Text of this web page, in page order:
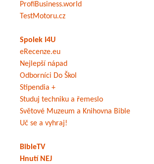
ProfiBusiness.world
TestMotoru.cz
Spolek I4U
eRecenze.eu
Nejlepší nápad
Odborníci Do Škol
Stipendia +
Studuj techniku a řemeslo
Světové Muzeum a Knihovna Bible
Uč se a vyhraj!
BibleTV
Hnutí NEJ